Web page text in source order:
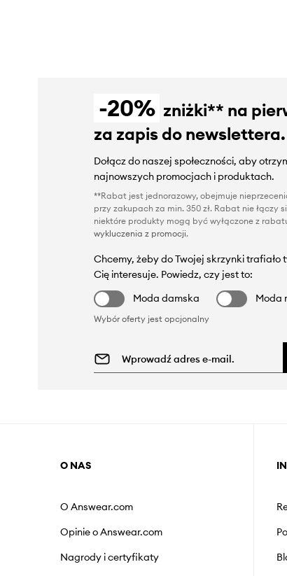
-20% zniżki** na
za zapis do newslettera.
Dołącz do naszej społeczności, aby
najnowszych promocjach i produktach.
**Rabat jest jednorazowy, obejmuje
przy zakupach za min. 350 zł. Rabat nie łączy
niektóre produkty mogą być wyłączone z
wykluczenia z promocji.
Chcemy, żeby do Twojej skrzynki trafiało
Cię interesuje. Powiedz, czy jest to:
Moda damska
Moda
Wybór oferty jest opcjonalny
O NAS
O Answear.com
Opinie o Answear.com
Nagrody i certyfikaty